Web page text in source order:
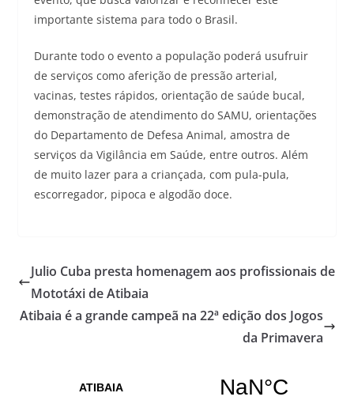
importante sistema para todo o Brasil.
Durante todo o evento a população poderá usufruir
de serviços como aferição de pressão arterial,
vacinas, testes rápidos, orientação de saúde bucal,
demonstração de atendimento do SAMU, orientações
do Departamento de Defesa Animal, amostra de
serviços da Vigilância em Saúde, entre outros. Além
de muito lazer para a criançada, com pula-pula,
escorregador, pipoca e algodão doce.
Julio Cuba presta homenagem aos profissionais de
Mototáxi de Atibaia
Atibaia é a grande campeã na 22ª edição dos Jogos
da Primavera